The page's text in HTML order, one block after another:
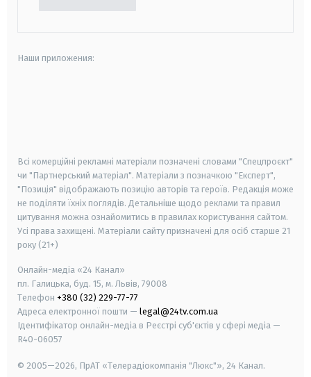
Наши приложения:
Всі комерційні рекламні матеріали позначені словами "Спецпроєкт"
чи "Партнерський матеріал". Матеріали з позначкою "Експерт",
"Позиція" відображають позицію авторів та героїв. Редакція може
не поділяти їхніх поглядів. Детальніше щодо реклами та правил
цитування можна ознайомитись в правилах користування сайтом.
Усі права захищені. Матеріали сайту призначені для осіб старше 21
року (21+)
Онлайн-медіа «24 Канал»
пл. Галицька, буд. 15, м. Львів, 79008
Телефон +380 (32) 229-77-77
Адреса електронної пошти — legal@24tv.com.ua
Ідентифікатор онлайн-медіа в Реєстрі суб'єктів у сфері медіа —
R40-06057
© 2005—2026, ПрАТ «Телерадіокомпанія "Люкс"», 24 Канал.